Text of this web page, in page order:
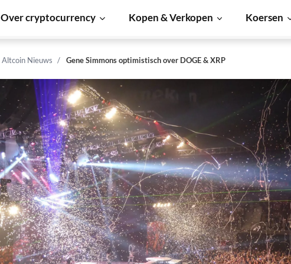
Over cryptocurrency Kopen & Verkopen Koersen
Altcoin Nieuws Gene Simmons optimistisch over DOGE & XRP